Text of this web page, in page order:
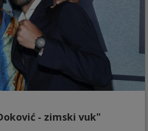
- zimski vuk"